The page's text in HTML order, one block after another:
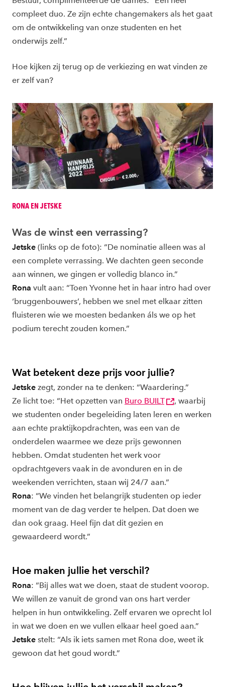
compleet duo. Ze zijn echte changemakers als het gaat
om de ontwikkeling van onze studenten en het
onderwijs zelf.”
Hoe kijken zij terug op de verkiezing en wat vinden ze
er zelf van?
RONA EN JETSKE
Was de winst een verrassing?
Jetske (links op de foto): “De nominatie alleen was al
een complete verrassing. We dachten geen seconde
aan winnen, we gingen er volledig blanco in.”
Rona vult aan: “Toen Yvonne het in haar intro had over
‘bruggenbouwers’, hebben we snel met elkaar zitten
fluisteren wie we moesten bedanken áls we op het
podium terecht zouden komen.”
Wat betekent deze prijs voor jullie?
Jetske zegt, zonder na te denken: “Waardering.”
Ze licht toe: “Het opzetten van Buro BUILT
, waarbij
we studenten onder begeleiding laten leren en werken
aan echte praktijkopdrachten, was een van de
onderdelen waarmee we deze prijs gewonnen
hebben. Omdat studenten het werk voor
opdrachtgevers vaak in de avonduren en in de
weekenden verrichten, staan wij 24/7 aan.”
Rona: “We vinden het belangrijk studenten op ieder
moment van de dag verder te helpen. Dat doen we
dan ook graag. Heel fijn dat dit gezien en
gewaardeerd wordt.”
Hoe maken jullie het verschil?
Rona: “Bij alles wat we doen, staat de student voorop.
We willen ze vanuit de grond van ons hart verder
helpen in hun ontwikkeling. Zelf ervaren we oprecht lol
in wat we doen en we vullen elkaar heel goed aan.”
Jetske stelt: “Als ik iets samen met Rona doe, weet ik
gewoon dat het goud wordt.”